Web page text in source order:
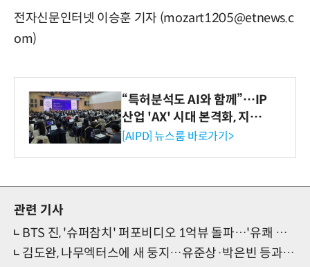
전자신문인터넷 이승훈 기자 (mozart1205@etnews.c
om)
“특허분석도 AI와 함께”…IP
산업 'AX' 시대 본격화, 지식
재산처 1호 AI IP데이터분석
[AIPD] 뉴스룸 바로가기>
관련 기사
BTS 진, '슈퍼참치' 퍼포비디오 1억뷰 돌파…'유쾌 팬사랑' 관심지속
김도완, 나무엑터스에 새 둥지…유준상·박은빈 등과 한솥밥